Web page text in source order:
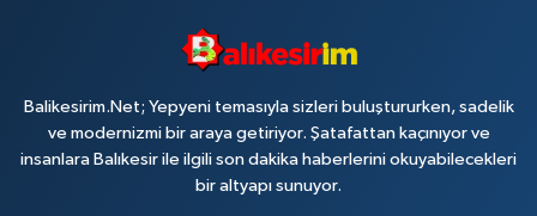
Balikesirim.Net; Yepyeni temasıyla sizleri buluştururken, sadelik
ve modernizmi bir araya getiriyor. Şatafattan kaçınıyor ve
insanlara Balıkesir ile ilgili son dakika haberlerini okuyabilecekleri
bir altyapı sunuyor.